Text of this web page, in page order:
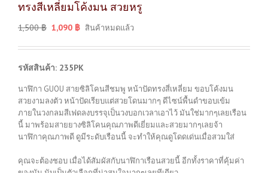
ทรงสีเหลี่ยมโค้งมน สวยหรู
1,500฿ 1,090 ฿ สินค้าหมดแล้ว
รหัสสินค้า: 235PK
นาฬิกา GUOU สายซิลิโคนสีชมพู หน้าปัดทรงสี่เหลี่ยม ขอบโค้งมน
สวยงามลงตัว หน้าปัดเรียบแต่สวยโดนมากๆ ดีไซน์พื้นดำขอบเข้ม
ภายในวงกลมสีเฟดลงบรรจุเป็นวงบอกเวลาเอาไว้ มันใช่มากๆเลยเรือน
นี้ มาพร้อมสายยางซิลิโคนคุณภาพดีเยี่ยมและสวยมากๆเลยจ้า
นาฬิกาคุณภาพดี ดูมีระดับเรือนนี้ จะทำให้คุณดูโดดเด่นเมื่อสวมใส่
คุณจะต้องชอบ เมื่อได้สัมผัสกับนาฬิกาเรือนสวยนี้ อีกทั้งราคาที่คุ้มค่า